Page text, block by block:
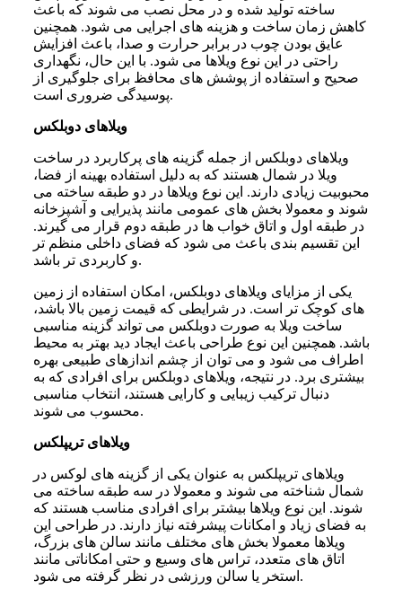
ساخته تولید شده و در محل نصب می شوند که باعث
کاهش زمان ساخت و هزینه های اجرایی می شود. همچنین
عایق بودن چوب در برابر حرارت و صدا، باعث افزایش
راحتی در این نوع ویلاها می شود. با این حال، نگهداری
صحیح و استفاده از پوشش های محافظ برای جلوگیری از
پوسیدگی ضروری است.
ویلاهای دوبلکس
ویلاهای دوبلکس از جمله گزینه های پرکاربرد در ساخت
ویلا در شمال هستند که به دلیل استفاده بهینه از فضا،
محبوبیت زیادی دارند. این نوع ویلاها در دو طبقه ساخته می
شوند و معمولا بخش های عمومی مانند پذیرایی و آشپزخانه
در طبقه اول و اتاق خواب ها در طبقه دوم قرار می گیرند.
این تقسیم بندی باعث می شود که فضای داخلی منظم تر
و کاربردی تر باشد.
یکی از مزایای ویلاهای دوبلکس، امکان استفاده از زمین
های کوچک تر است. در شرایطی که قیمت زمین بالا باشد،
ساخت ویلا به صورت دوبلکس می تواند گزینه مناسبی
باشد. همچنین این نوع طراحی باعث ایجاد دید بهتر به محیط
اطراف می شود و می توان از چشم اندازهای طبیعی بهره
بیشتری برد. در نتیجه، ویلاهای دوبلکس برای افرادی که به
دنبال ترکیب زیبایی و کارایی هستند، انتخاب مناسبی
محسوب می شوند.
ویلاهای تریپلکس
ویلاهای تریپلکس به عنوان یکی از گزینه های لوکس در
شمال شناخته می شوند و معمولا در سه طبقه ساخته می
شوند. این نوع ویلاها بیشتر برای افرادی مناسب هستند که
به فضای زیاد و امکانات پیشرفته نیاز دارند. در طراحی این
ویلاها معمولا بخش های مختلف مانند سالن های بزرگ،
اتاق های متعدد، تراس های وسیع و حتی امکاناتی مانند
استخر یا سالن ورزشی در نظر گرفته می شود.